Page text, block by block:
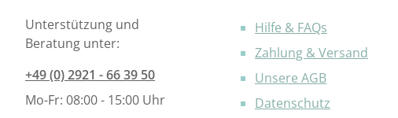
Unterstützung und
Beratung unter:
+49 (0) 2921 - 66 39 50
Mo-Fr: 08:00 - 15:00 Uhr
Hilfe & FAQs
Zahlung & Versand
Unsere AGB
Datenschutz